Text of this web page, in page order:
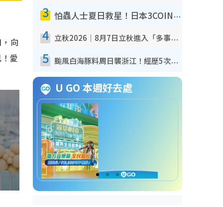
向
愛
3 怕蟲人士夏日救星！日本3COINS爆紅驅蟲神器$45起 1招「全程免觸碰」輕鬆搞定小強
4 立秋2026｜8月7日立秋進入「多事之秋」 3件事唔做得！專家教6招開運 清枱頭／銀包納氣接好運
5 颱風白海豚料周日襲浙江！經歷5次「眼牆置換」極罕見 成登陸內地最長途颱風
U GO 本週好去處